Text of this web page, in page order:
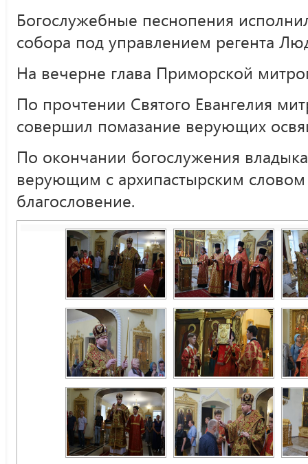
Богослужебные песнопения
собора под управлением регента
На вечерне глава Приморской
По прочтении Святого Евангелия
совершил помазание верующих
По окончании богослужения
верующим с архипастырским
благословение.